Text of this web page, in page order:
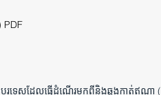
PDF
ទេសដែលធ្វើដំណើរមកពីនិងឆ្លងកាត់ឥណ្ឌា (